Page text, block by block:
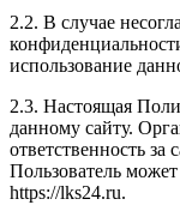
2.2. В случае
использование
2.3. Настоящая
данному сайту.
ответственность за
Пользователь
https://lks24.ru.